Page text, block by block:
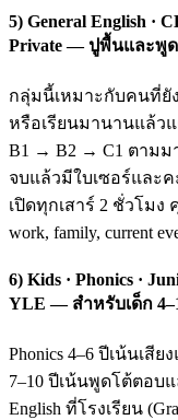
5) General English ·
Private — ปูพื้นและพู
กลุ่มนี้เหมาะกับคนที่ยั
หรือเรียนมานานแล้ว
B1 → B2 → C1 ตามม
จบแล้วมีใบเซอร์และค
เปิดทุกเสาร์ 2 ชั่วโมง
work, family, current
6) Kids · Phonics ·
YLE — สำหรับเด็ก
Phonics 4–6 ปีเน้นเสีย
7–10 ปีเน้นพูดโต้ตอบแ
English ที่โรงเรียน